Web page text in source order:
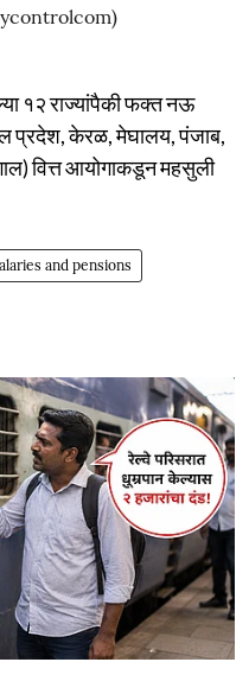
१२ राज्यांपैकी फक्त नऊ
प्रदेश, केरळ, मेघालय, पंजाब,
वित्त आयोगाकडून महसुली
and pensions